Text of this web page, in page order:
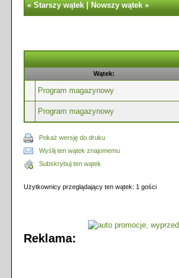
«Starszy wątek|Nowszy wątek»
Wątek:
Program magazynowy
Program magazynowy
Pokaż wersję do druku
Wyślij ten wątek znajomemu
Subskrybuj ten wątek
Użytkownicy przeglądający ten wątek: 1 gości
Reklama: